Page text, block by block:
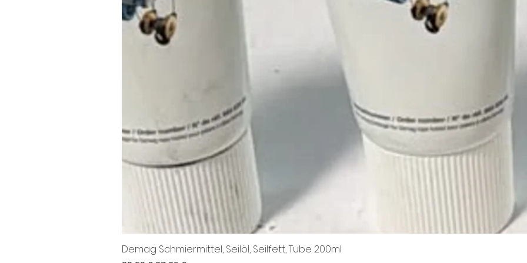
Demag Schmiermittel, Seilöl, Seilfett, Tube 200ml